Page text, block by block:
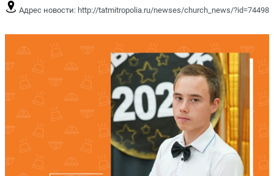
Адрес новости: http://tatmitropolia.ru/newses/church_news/?id=74498